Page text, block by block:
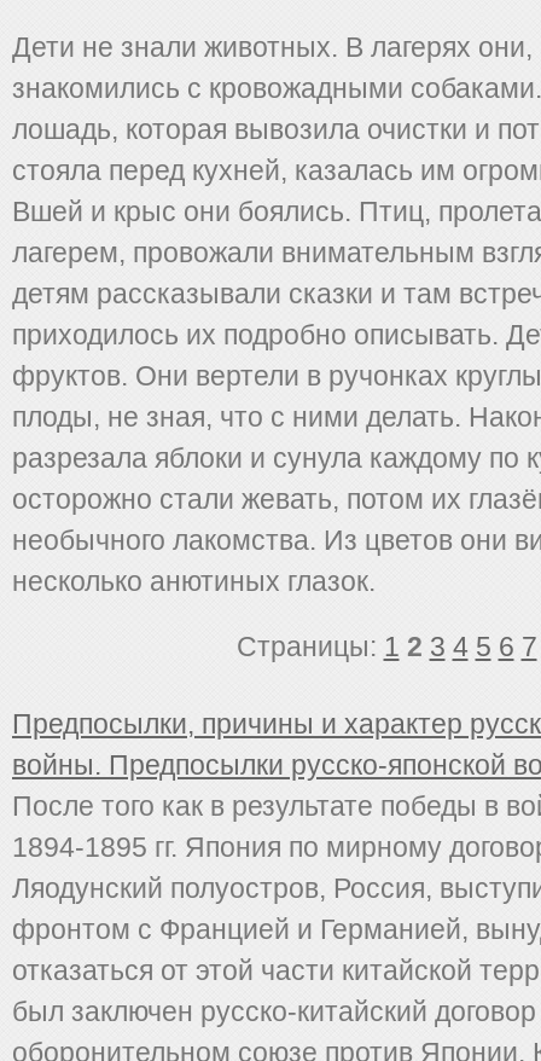
Дети не знали животных. В лагерях они,
знакомились с кровожадными
лошадь, которая вывозила очистки и
стояла перед кухней, казалась им
Вшей и крыс они боялись. Птиц,
лагерем, провожали внимательным
детям рассказывали сказки и там
приходилось их подробно описывать.
фруктов. Они вертели в ручонках
плоды, не зная, что с ними делать.
разрезала яблоки и сунула каждому по
осторожно стали жевать, потом их
необычного лакомства. Из цветов они
несколько анютиных глазок.
Страницы: 1 2 3 4 5 6 7
Предпосылки, причины и характер
войны. Предпосылки русско-японской
После того как в результате победы в
1894-1895 гг. Япония по мирному
Ляодунский полуостров, Россия,
фронтом с Францией и Германией,
отказаться от этой части китайской
был заключен русско-китайский
оборонительном союзе против Японии.